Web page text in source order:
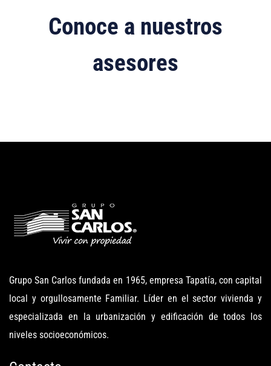
Conoce a nuestros
asesores
Grupo San Carlos fundada en 1965, empresa Tapatía, con capital
local y orgullosamente Familiar. Líder en el sector vivienda y
especializada en la urbanización y edificación de todos los
niveles socioeconómicos.